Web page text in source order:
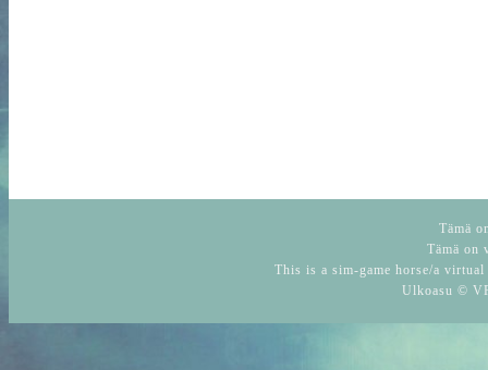
Tämä
Tämä on
This is a sim-game horse/a
Ulkoasu ©